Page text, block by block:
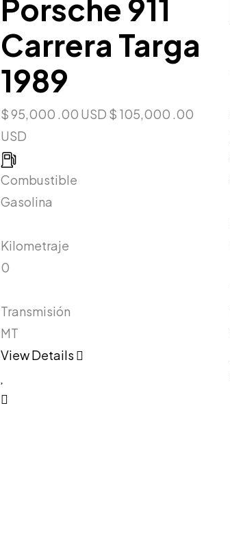
Porsche 911
Carrera Targa
1989
$ 95,000 .00 USD $ 105,000 .00
USD
Combustible
Gasolina
Kilometraje
0
Transmisión
MT
View Details